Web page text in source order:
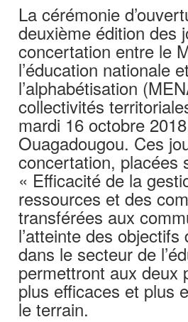
La cérémonie
deuxième édition des
concertation entre le
l’éducation nationale
l’alphabétisation
collectivités
mardi 16 octobre
Ouagadougou. Ces
concertation, placées
« Efficacité de la
ressources et des
transférées aux
l’atteinte des objectifs
dans le secteur de
permettront aux deux
plus efficaces et plus
le terrain.